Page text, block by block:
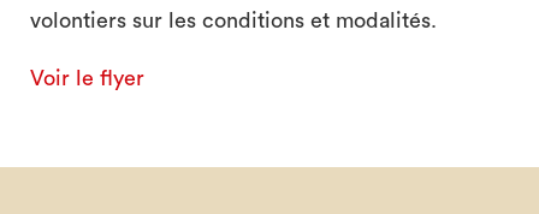
volontiers sur les conditions et modalités.
Voir le flyer